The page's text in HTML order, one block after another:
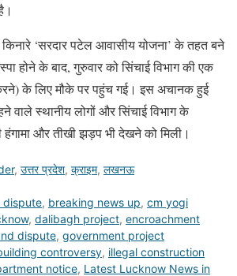
किनारे ‘सरदार पटेल आवासीय योजना’ के तहत बने
होने के बाद, गुरुवार को सिंचाई विभाग की एक
के लिए मौके पर पहुंच गई। इस अचानक हुई
वाले स्थानीय लोगों और सिंचाई विभाग के
हंगामा और तीखी झड़प भी देखने को मिली।
, उत्तर प्रदेश, क्राइम, लखनऊ
dispute, breaking news up, cm yogi
, dalibagh project, encroachment
dispute, government project
controversy, illegal construction
notice, Latest Lucknow News in